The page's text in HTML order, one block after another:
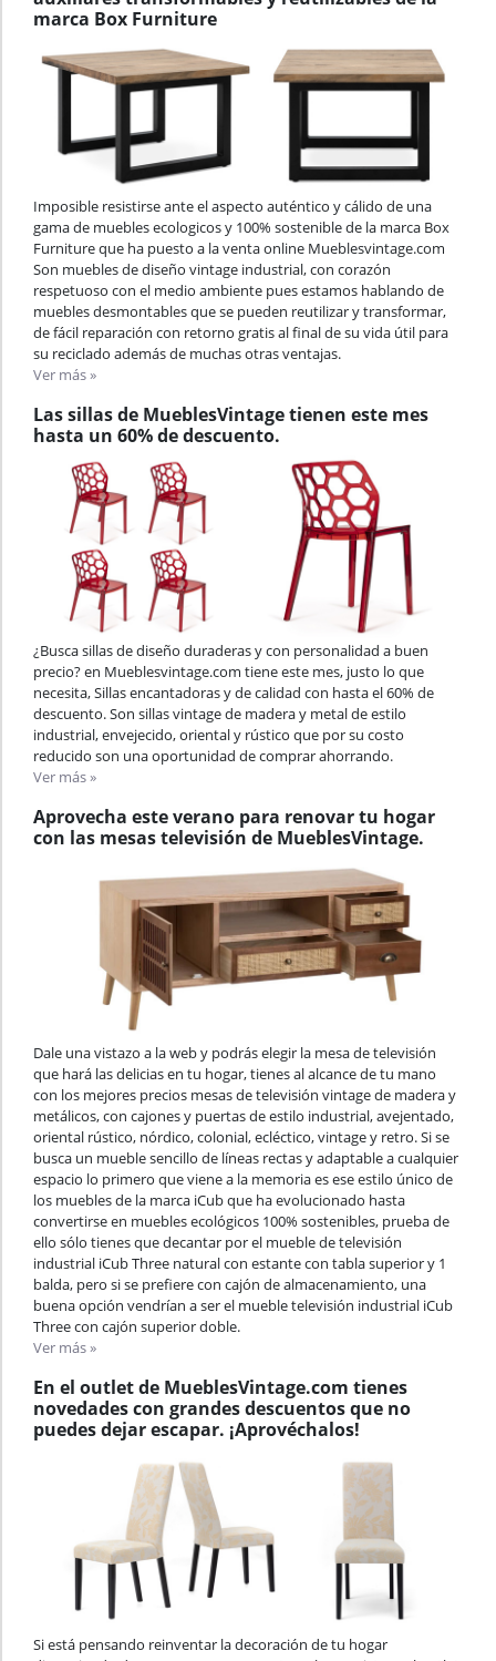
marca Box Furniture
Imposible resistirse ante el aspecto auténtico y cálido de una
gama de muebles ecologicos y 100% sostenible de la marca Box
Furniture que ha puesto a la venta online Mueblesvintage.com
Son muebles de diseño vintage industrial, con corazón
respetuoso con el medio ambiente pues estamos hablando de
muebles desmontables que se pueden reutilizar y transformar,
de fácil reparación con retorno gratis al final de su vida útil para
su reciclado además de muchas otras ventajas.
Ver más »
Las sillas de MueblesVintage tienen este mes
hasta un 60% de descuento.
¿Busca sillas de diseño duraderas y con personalidad a buen
precio? en Mueblesvintage.com tiene este mes, justo lo que
necesita, Sillas encantadoras y de calidad con hasta el 60% de
descuento. Son sillas vintage de madera y metal de estilo
industrial, envejecido, oriental y rústico que por su costo
reducido son una oportunidad de comprar ahorrando.
Ver más »
Aprovecha este verano para renovar tu hogar
con las mesas televisión de MueblesVintage.
Dale una vistazo a la web y podrás elegir la mesa de televisión
que hará las delicias en tu hogar, tienes al alcance de tu mano
con los mejores precios mesas de televisión vintage de madera y
metálicos, con cajones y puertas de estilo industrial, avejentado,
oriental rústico, nórdico, colonial, ecléctico, vintage y retro. Si se
busca un mueble sencillo de líneas rectas y adaptable a cualquier
espacio lo primero que viene a la memoria es ese estilo único de
los muebles de la marca iCub que ha evolucionado hasta
convertirse en muebles ecológicos 100% sostenibles, prueba de
ello sólo tienes que decantar por el mueble de televisión
industrial iCub Three natural con estante con tabla superior y 1
balda, pero si se prefiere con cajón de almacenamiento, una
buena opción vendrían a ser el mueble televisión industrial iCub
Three con cajón superior doble.
Ver más »
En el outlet de MueblesVintage.com tienes
novedades con grandes descuentos que no
puedes dejar escapar. ¡Aprovéchalos!
Si está pensando reinventar la decoración de tu hogar